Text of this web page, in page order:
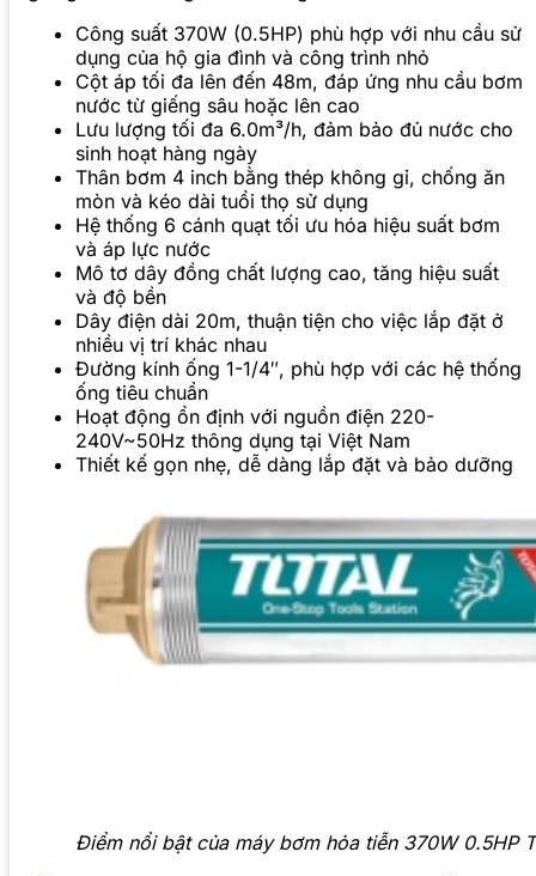
Công suất 370W (0.5HP) phù hợp với nhu cầu sử
dụng của hộ gia đình và công trình nhỏ
Cột áp tối đa lên đến 48m, đáp ứng nhu cầu bơm
nước từ giếng sâu hoặc lên cao
Lưu lượng tối đa 6.0m³/h, đảm bảo đủ nước cho
sinh hoạt hàng ngày
Thân bơm 4 inch bằng thép không gỉ, chống ăn
mòn và kéo dài tuổi thọ sử dụng
Hệ thống 6 cánh quạt tối ưu hóa hiệu suất bơm
và áp lực nước
Mô tơ dây đồng chất lượng cao, tăng hiệu suất
và độ bền
Dây điện dài 20m, thuận tiện cho việc lắp đặt ở
nhiều vị trí khác nhau
Đường kính ống 1-1/4″, phù hợp với các hệ thống
ống tiêu chuẩn
Hoạt động ổn định với nguồn điện 220-
240V~50Hz thông dụng tại Việt Nam
Thiết kế gọn nhẹ, dễ dàng lắp đặt và bảo dưỡng
Điểm nổi bật của máy bơm hỏa tiễn 370W 0.5HP